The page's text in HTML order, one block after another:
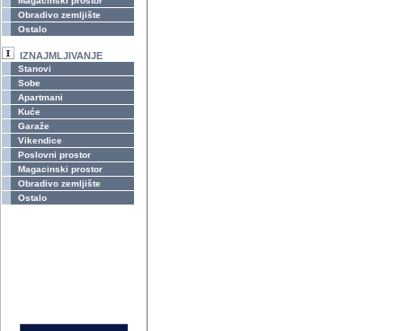
Obradivo zemljište
Ostalo
IZNAJMLJIVANJE
Stanovi
Sobe
Apartmani
Kuće
Garaže
Vikendice
Poslovni prostor
Magacinski prostor
Obradivo zemljište
Ostalo